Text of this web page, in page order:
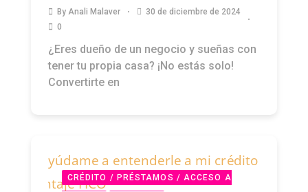
By Anali Malaver
30 de diciembre de 2024
0
¿Eres dueño de un negocio y sueñas con
tener tu propia casa? ¡No estás solo!
Convertirte en
CRÉDITO / PRÉSTAMOS / ACCESO A